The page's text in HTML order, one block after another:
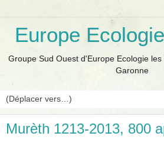
Europe
Groupe Sud Ouest d'Europe Ecologie
Garonne
Murèth 1213-2013, 800